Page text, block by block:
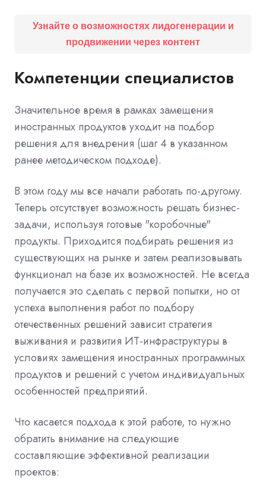
Узнайте о возможностях лидогенерации и
продвижении через контент
Компетенции специалистов
Значительное время в рамках замещения
иностранных продуктов уходит на подбор
решения для внедрения (шаг 4 в указанном
ранее методическом подходе).
В этом году мы все начали работать по-другому.
Теперь отсутствует возможность решать бизнес-
задачи, используя готовые "коробочные"
продукты. Приходится подбирать решения из
существующих на рынке и затем реализовывать
функционал на базе их возможностей. Не всегда
получается это сделать с первой попытки, но от
успеха выполнения работ по подбору
отечественных решений зависит стратегия
выживания и развития ИТ-инфраструктуры в
условиях замещения иностранных программных
продуктов и решений с учетом индивидуальных
особенностей предприятий.
Что касается подхода к этой работе, то нужно
обратить внимание на следующие
составляющие эффективной реализации
проектов: